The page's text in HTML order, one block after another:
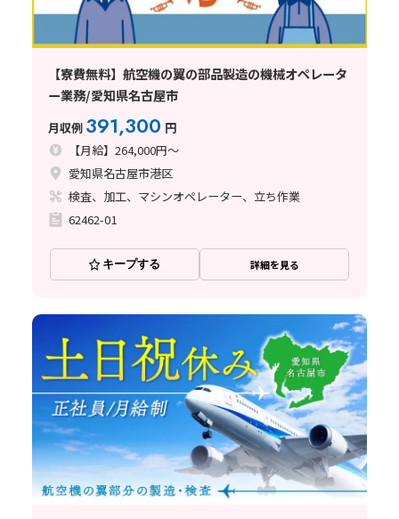
【寮費無料】航空機の翼の部品製造の機械オペレータ
ー業務/愛知県名古屋市
月収例 391,300 円
【月給】264,000円～
愛知県名古屋市港区
検査、加工、マシンオペレーター、立ち作業
62462-01
キープする 詳細を見る